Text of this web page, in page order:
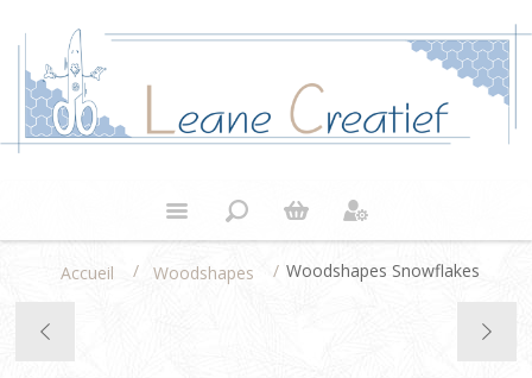
Accueil / Woodshapes / Woodshapes Snowflakes